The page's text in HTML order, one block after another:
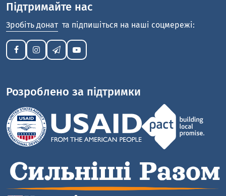
Підтримайте нас
Зробіть донат та підпишіться на наші соцмережі:
Розроблено за підтримки